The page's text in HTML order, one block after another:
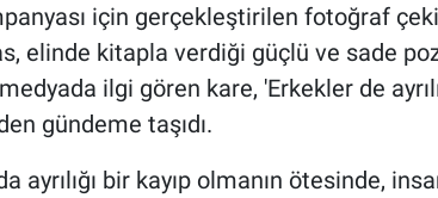
için gerçekleştirilen fotoğraf
elinde kitapla verdiği güçlü ve sade
ilgi gören kare, 'Erkekler de
gündeme taşıdı.
ayrılığı bir kayıp olmanın ötesinde,